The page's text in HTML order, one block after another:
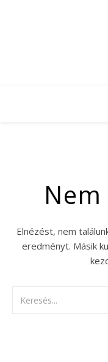
Elnézést, nem
eredményt. Másik